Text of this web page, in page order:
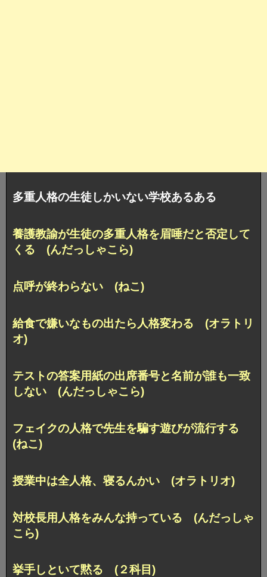
多重人格の生徒しかいない学校あるある
養護教諭が生徒の多重人格を眉唾だと否定して
くる (んだっしゃこら)
点呼が終わらない (ねこ)
給食で嫌いなもの出たら人格変わる (オラトリ
オ)
テストの答案用紙の出席番号と名前が誰も一致
しない (んだっしゃこら)
フェイクの人格で先生を騙す遊びが流行する
(ねこ)
授業中は全人格、寝るんかい (オラトリオ)
対校長用人格をみんな持っている (んだっしゃ
こら)
挙手しといて黙る (２科目)